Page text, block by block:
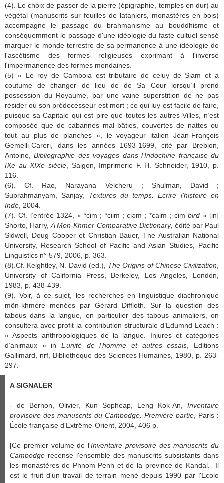
(4). Le choix de passer de la pierre (épigraphie, temples en dur) au
végétal (manuscrits sur feuilles de lataniers, monastères en bois)
accompagne le passage du brahmanisme au bouddhisme et
conséquemment le passage d'une idéologie du faste cultuel sensé
marquer le monde terrestre de sa permanence à une idéologie de
l'ascétisme des formes religieuses exprimant à l'inverse
l'impermanence des formes mondaines.
(5) « Le roy de Camboia est tributaire de celuy de Siam et a
coutume de changer de lieu de de Sa Cour lorsqu’il prend
possession du Royaume, par une vaine superstition de ne pas
résider où son prédecesseur est mort ; ce qui luy est facile de faire,
puisque sa Capitale qui est pire que toutes les autres Villes, n’est
composée que de cabannes mal bâties, couvertes de nattes ou
tout au plus de planches », le voyageur italien Jean-François
Gemelli-Careri, dans les années 1693-1699, cité par Brebion,
Antoine,Bibliographie des voyages dans l’Indochine française du
IXe au XIXe siècle , Saigon, Imprimerie F.-H. Schneider, 1910, p.
116.
(6). Cf. Rao, Narayana Velcheru ; Shulman, David ;
Subrahmanyam, Sanjay, Textures du temps. Ecrire l’histoire en
Inde , 2004.
(7). Cf. l’entrée 1324, « *cim ; *ciim ; ciәm ; *caim ; cimbird » [in]
Shorto, Harry,A Mon-Khmer Comparative Dictionary, édité par Paul
Sidwell, Doug Cooper et Christian Bauer, The Australian National
University, Research School of Pacific and Asian Studies, Pacific
Linguistics n° 579, 2006, p. 363.
(8).Cf. Keightley, N. David (ed.), The Origins of Chinese Civilization
University of California Press, Berkeley, Los Angeles, London,
1983, p. 438-439.
(9). Voir, à ce sujet, les recherches en linguistique diachronique
môn-khmère menées par Gérard Diffloth. Sur la question des
tabous dans la langue, en particulier des tabous animaliers, on
consultera avec profit la contribution structurale d’Edumnd Leach :
« Aspects anthropologiques de la langue. Injures et catégories
d’animaux » in L’unité de l’homme et autres essais , Editions
Gallimard, nrf, Bibliothèque des Sciences Humaines, 1980, p. 263-
297.
A SIGNALER
- de Bernon, Olivier, Kun Sopheap, Leng Kok-An, Inventaire
provisoire des manuscrits du Cambodge. Première partie , Paris :
École française d'Extrême-Orient, 2004, 406 p.
[Ce premier volume de l'Inventaire provisoire des manuscrits du
Cambodge recense l'ensemble des manuscrits subsistants dans
les monastères de Phnom Penh et de la province de Kandal. Il
est le fruit d'un travail de terrain mené depuis 1990 par l'Ecole